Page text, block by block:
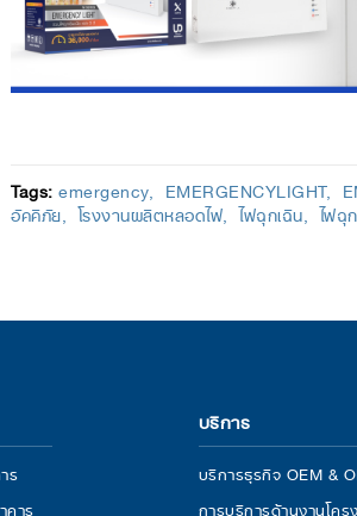
Tags:emergency EMERGENCYLIGHT
อัคคีภัย โรงงานผลิตหลอดไฟ ไฟฉุกเฉิน ไฟฉุ
ร
คาร
บริการ
บริการธุรกิจ OEM &
การบริการด้านงานโคร